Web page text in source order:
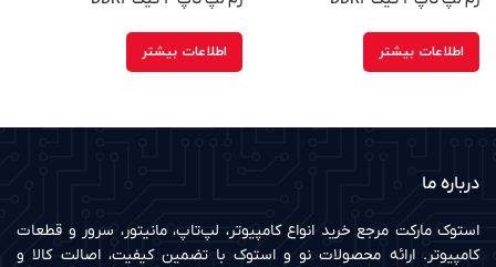
اطلاعات بیشتر اطلاعات بیشتر
درباره ما
استوک مارکت مرجع خرید انواع کامپیوتر، لپ‌تاپ، مانیتور، سرور و قطعات
کامپیوتر. ارائه محصولات نو و استوک با تضمین کیفیت، اصالت کالا و